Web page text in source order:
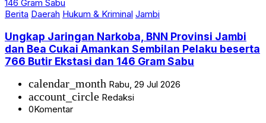
Berita Daerah Hukum & Kriminal Jambi
Ungkap Jaringan Narkoba, BNN Provinsi Jambi
dan Bea Cukai Amankan Sembilan Pelaku beserta
766 Butir Ekstasi dan 146 Gram Sabu
calendar_month Rabu, 29 Jul 2026
account_circle Redaksi
0Komentar